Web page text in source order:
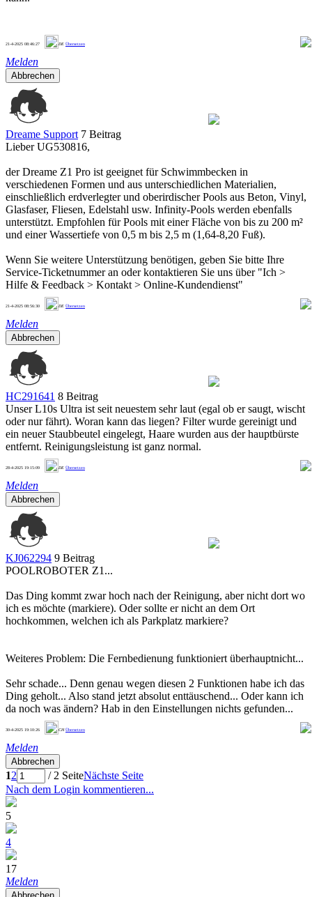
21-4-2025 08:46:27 DE Übersetzen
Melden
Abbrechen
Dreame Support 7 Beitrag
Lieber UG530816,
der Dreame Z1 Pro ist geeignet für Schwimmbecken in
verschiedenen Formen und aus unterschiedlichen Materialien,
einschließlich erdverlegter und oberirdischer Pools aus Beton, Vinyl,
Glasfaser, Fliesen, Edelstahl usw. Infinity-Pools werden ebenfalls
unterstützt. Empfohlen für Pools mit einer Fläche von bis zu 200 m²
und einer Wassertiefe von 0,5 m bis 2,5 m (1,64-8,20 Fuß).
Wenn Sie weitere Unterstützung benötigen, geben Sie bitte Ihre
Service-Ticketnummer an oder kontaktieren Sie uns über "Ich >
Hilfe & Feedback > Kontakt > Online-Kundendienst"
21-4-2025 08:56:30 DE Übersetzen
Melden
Abbrechen
HC291641 8 Beitrag
Unser L10s Ultra ist seit neuestem sehr laut (egal ob er saugt, wischt
oder nur fährt). Woran kann das liegen? Filter wurde gereinigt und
ein neuer Staubbeutel eingelegt, Haare wurden aus der hauptbürste
entfernt. Reinigungsleistung ist ganz normal.
28-4-2025 19:15:09 DE Übersetzen
Melden
Abbrechen
KJ062294 9 Beitrag
POOLROBOTER Z1...
Das Ding kommt zwar hoch nach der Reinigung, aber nicht dort wo
ich es möchte (markiere). Oder sollte er nicht an dem Ort
hochkommen, welchen ich als Parkplatz markiere?
Weiteres Problem: Die Fernbedienung funktioniert überhauptnicht...
Sehr schade... Denn genau wegen diesen 2 Funktionen habe ich das
Ding geholt... Also stand jetzt absolut enttäuschend... Oder kann ich
da noch was ändern? Hab in den Einstellungen nichts gefunden...
30-4-2025 19:10:26 CH Übersetzen
Melden
Abbrechen
12 / 2 SeiteNächste Seite
Nach dem Login kommentieren...
5
4
17
Melden